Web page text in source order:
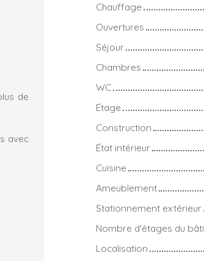
de
avec
Chauffage
Ouvertures
Séjour
Chambres
WC
Étage
Construction
État intérieur
Cuisine
Ameublement
Stationnement extérieur
Nombre d'étages du
Localisation